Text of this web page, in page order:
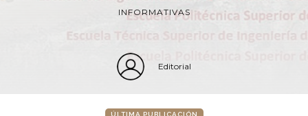
INFORMATIVAS
Editorial
ÚLTIMA PUBLICACIÓN